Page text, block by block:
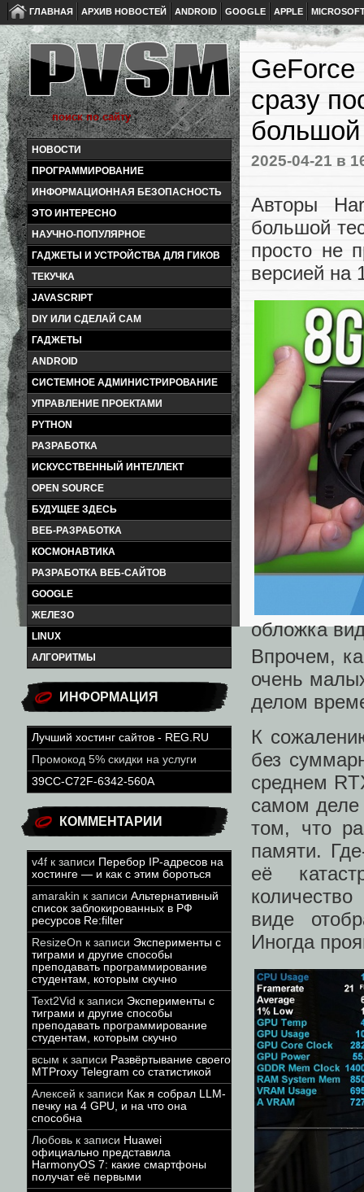
ГЛАВНАЯ АРХИВ НОВОСТЕЙ ANDROID GOOGLE APPLE
НОВОСТИ
ПРОГРАММИРОВАНИЕ
ИНФОРМАЦИОННАЯ БЕЗОПАСНОСТЬ
ЭТО ИНТЕРЕСНО
НАУЧНО-ПОПУЛЯРНОЕ
ГАДЖЕТЫ И УСТРОЙСТВА ДЛЯ ГИКОВ
ТЕКУЧКА
JAVASCRIPT
DIY ИЛИ СДЕЛАЙ САМ
ГАДЖЕТЫ
ANDROID
СИСТЕМНОЕ АДМИНИСТРИРОВАНИЕ
УПРАВЛЕНИЕ ПРОЕКТАМИ
PYTHON
РАЗРАБОТКА
ИСКУССТВЕННЫЙ ИНТЕЛЛЕКТ
OPEN SOURCE
БУДУЩЕЕ ЗДЕСЬ
ВЕБ-РАЗРАБОТКА
КОСМОНАВТИКА
РАЗРАБОТКА ВЕБ-САЙТОВ
GOOGLE
ЖЕЛЕЗО
LINUX
АЛГОРИТМЫ
ИНФОРМАЦИЯ
Лучший хостинг сайтов - REG.RU
Промокод 5% скидки на услуги
39CC-C72F-6342-560A
КОММЕНТАРИИ
v4f к записи Перебор IP-адресов на
хостинге — и как с этим бороться
amarakin к записи Альтернативный
список заблокированных в РФ
ресурсов Re:filter
ResizeOn к записи Эксперименты с
тиграми и другие способы
преподавать программирование
студентам, которым скучно
Text2Vid к записи Эксперименты с
тиграми и другие способы
преподавать программирование
студентам, которым скучно
всым к записи Развёртывание своего
MTProxy Telegram со статистикой
Алексей к записи Как я собрал LLM-
печку на 4 GPU, и на что она
способна
Любовь к записи Huawei
официально представила
HarmonyOS 7: какие смартфоны
получат её первыми
сразу
большой
2025-04-21 в
Авторы
большой
просто не
версией на
обложка
Впрочем,
очень
делом
К
без
среднем
самом деле
том, что
памяти.
её
виде
Иногда